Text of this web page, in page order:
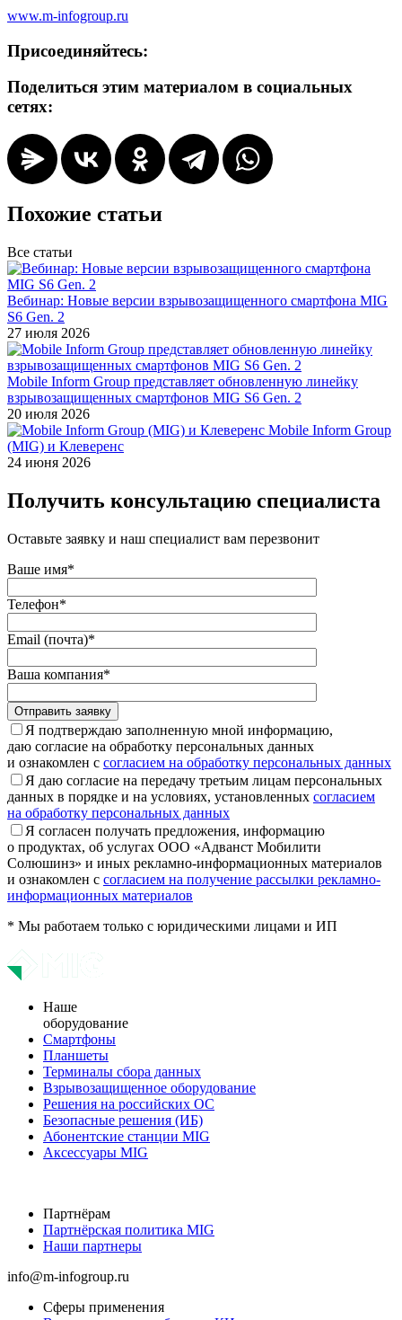
www.m-infogroup.ru
Присоединяйтесь:
Поделиться этим материалом в социальных
сетях:
Похожие статьи
Все статьи
Вебинар: Новые версии взрывозащищенного смартфона MIG
S6 Gen. 2
27 июля 2026
Mobile Inform Group представляет обновленную линейку
взрывозащищенных смартфонов MIG S6 Gen. 2
20 июля 2026
Mobile Inform Group
(MIG) и Клеверенс
24 июня 2026
Получить консультацию специалиста
Оставьте заявку и наш специалист вам перезвонит
Ваше имя*
Телефон*
Email (почта)*
Ваша компания*
Отправить заявку
Я подтверждаю заполненную мной информацию,
даю согласие на обработку персональных данных
и ознакомлен с согласием на обработку персональных данных
Я даю согласие на передачу третьим лицам персональных
данных в порядке и на условиях, установленных согласием
на обработку персональных данных
Я согласен получать предложения, информацию
о продуктах, об услугах ООО «Адванст Мобилити
Солюшинз» и иных рекламно-информационных материалов
и ознакомлен с согласием на получение рассылки рекламно-
информационных материалов
* Мы работаем только с юридическими лицами и ИП
Наше
оборудование
Смартфоны
Планшеты
Терминалы сбора данных
Взрывозащищенное оборудование
Решения на российских ОС
Безопасные решения (ИБ)
Абонентские станции MIG
Аксессуары MIG
Партнёрам
Партнёрская политика MIG
Наши партнеры
info@m-infogroup.ru
Сферы применения